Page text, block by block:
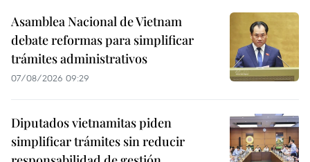
Asamblea Nacional de Vietnam
debate reformas para simplificar
trámites administrativos
07/08/2026 09:29
Diputados vietnamitas piden
simplificar trámites sin reducir